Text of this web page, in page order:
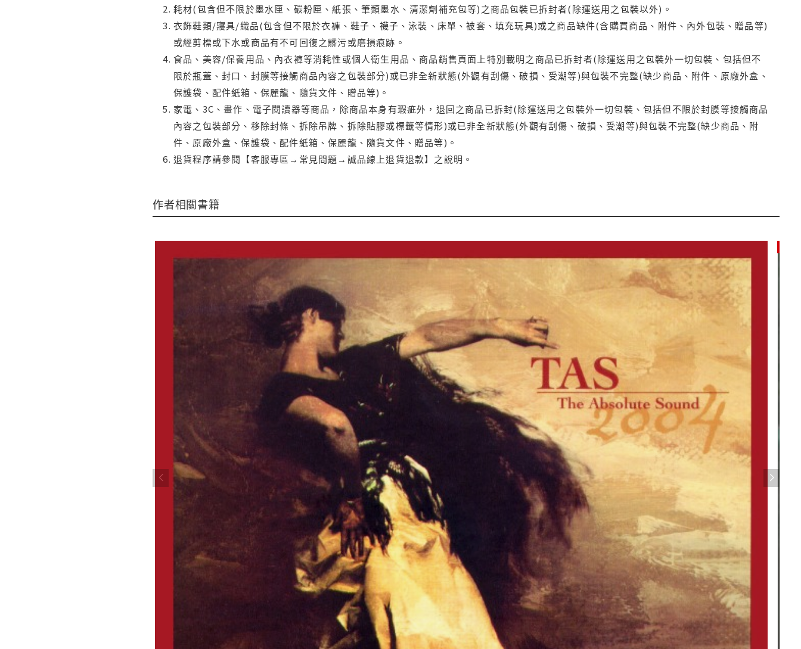
耗材(包含但不限於墨水匣、碳粉匣、紙張、筆類墨水、清潔劑補充包等)之商品包裝已拆封者(除運送用之包裝以外)。
衣飾鞋類/寢具/織品(包含但不限於衣褲、鞋子、襪子、泳裝、床單、被套、填充玩具)或之商品缺件(含購買商品、附件、內外包裝、贈品等)
或經剪標或下水或商品有不可回復之髒污或磨損痕跡。
食品、美容/保養用品、內衣褲等消耗性或個人衛生用品、商品銷售頁面上特別載明之商品已拆封者(除運送用之包裝外一切包裝、包括但不
限於瓶蓋、封口、封膜等接觸商品內容之包裝部分)或已非全新狀態(外觀有刮傷、破損、受潮等)與包裝不完整(缺少商品、附件、原廠外盒、
保護袋、配件紙箱、保麗龍、隨貨文件、贈品等)。
家電、3C、畫作、電子閱讀器等商品，除商品本身有瑕疵外，退回之商品已拆封(除運送用之包裝外一切包裝、包括但不限於封膜等接觸商品
內容之包裝部分、移除封條、拆除吊牌、拆除貼膠或標籤等情形)或已非全新狀態(外觀有刮傷、破損、受潮等)與包裝不完整(缺少商品、附
件、原廠外盒、保護袋、配件紙箱、保麗龍、隨貨文件、贈品等)。
退貨程序請參閱【客服專區→常見問題→誠品線上退貨退款】之說明。
作者相關書籍